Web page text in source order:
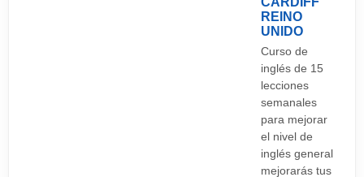
abril). Lunes de Pascua (marzo o abril) Primer
lunes de mayo Ültimo lunes de mayo Último lunes
de Agosto 25 de diciembre: Navidad 26 de
REINO
UNIDO
Curso de
inglés de 15
lecciones
semanales
para mejorar
el nivel de
inglés general
mejorarás tus